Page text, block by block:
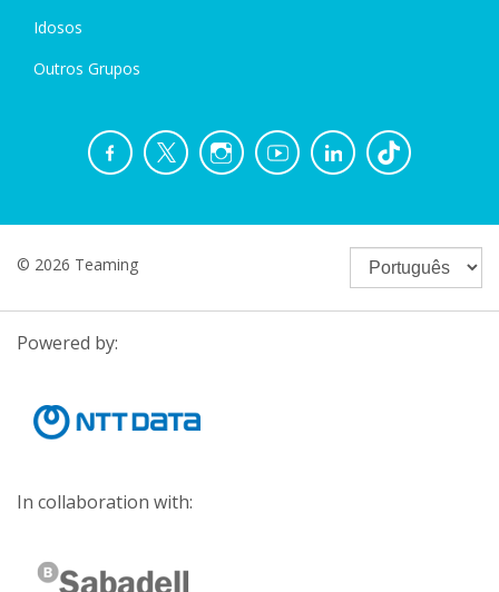
Idosos
Outros Grupos
© 2026 Teaming
Powered by:
In collaboration with: